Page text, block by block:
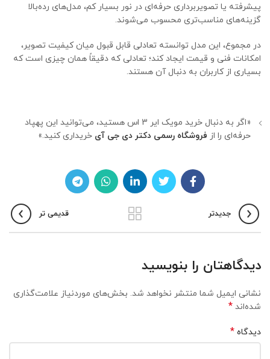
پیشرفته یا تصویربرداری حرفه‌ای در نور بسیار کم، مدل‌های رده‌بالا
گزینه‌های مناسب‌تری محسوب می‌شوند.
در مجموع، این مدل توانسته تعادلی قابل قبول میان کیفیت تصویر،
امکانات فنی و قیمت ایجاد کند؛ تعادلی که دقیقاً همان چیزی است که
بسیاری از کاربران به دنبال آن هستند.
«اگر به دنبال خرید مویک ایر 3 اس هستید، می‌توانید این پهپاد
حرفه‌ای را از فروشگاه رسمی دکتر دی جی آی خریداری کنید.»
جدیدتر قدیمی تر
دیدگاهتان را بنویسید
نشانی ایمیل شما منتشر نخواهد شد. بخش‌های موردنیاز علامت‌گذاری
شده‌اند *
دیدگاه *